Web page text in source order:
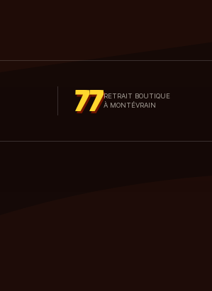
77RETRAIT BOUTIQUE
À MONTÉVRAIN